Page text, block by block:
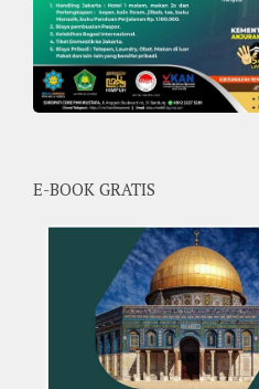
E-BOOK GRATIS